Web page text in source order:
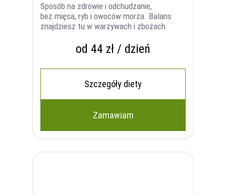
Sposób na zdrowie i odchudzanie,
bez mięsa, ryb i owoców morza. Balans
znajdziesz tu w warzywach i zbożach.
od 44 zł / dzień
Szczegóły diety
Zamawiam